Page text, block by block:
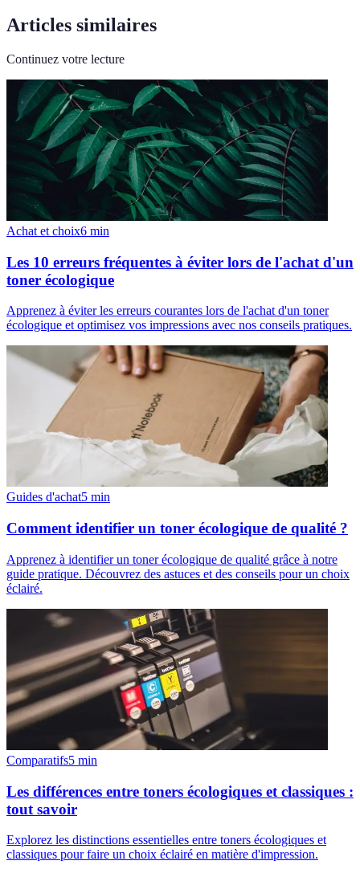
Articles similaires
Continuez votre lecture
Achat et choix6 min
Les 10 erreurs fréquentes à éviter lors de l'achat d'un
toner écologique
Apprenez à éviter les erreurs courantes lors de l'achat d'un toner
écologique et optimisez vos impressions avec nos conseils pratiques.
Guides d'achat5 min
Comment identifier un toner écologique de qualité ?
Apprenez à identifier un toner écologique de qualité grâce à notre
guide pratique. Découvrez des astuces et des conseils pour un choix
éclairé.
Comparatifs5 min
Les différences entre toners écologiques et classiques :
tout savoir
Explorez les distinctions essentielles entre toners écologiques et
classiques pour faire un choix éclairé en matière d'impression.